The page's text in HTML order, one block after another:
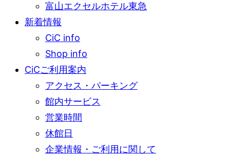
富山エクセルホテル東急
新着情報
CiC info
Shop info
CiCご利用案内
アクセス・パーキング
館内サービス
営業時間
休館日
企業情報・ご利用に関して